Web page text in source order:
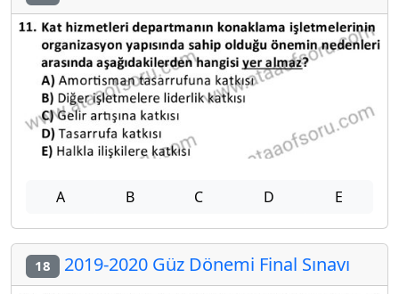
A B C D E
18 2019-2020 Güz Dönemi Final Sınavı